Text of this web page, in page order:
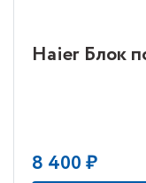
Haier Блок
8 400 ₽